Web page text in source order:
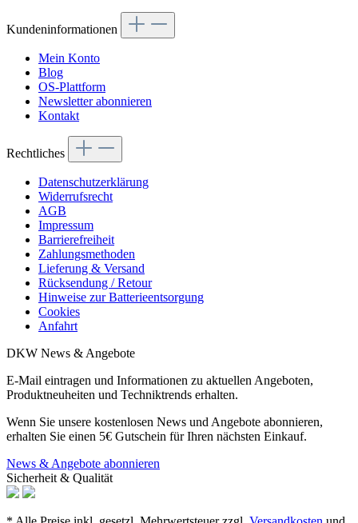
Kundeninformationen
Mein Konto
Blog
OS-Plattform
Newsletter abonnieren
Kontakt
Rechtliches
Datenschutzerklärung
Widerrufsrecht
AGB
Impressum
Barrierefreiheit
Zahlungsmethoden
Lieferung & Versand
Rücksendung / Retour
Hinweise zur Batterieentsorgung
Cookies
Anfahrt
DKW News & Angebote
E-Mail eintragen und Informationen zu aktuellen Angeboten,
Produktneuheiten und Techniktrends erhalten.
Wenn Sie unsere kostenlosen News und Angebote abonnieren,
erhalten Sie einen 5€ Gutschein für Ihren nächsten Einkauf.
News & Angebote abonnieren
Sicherheit & Qualität